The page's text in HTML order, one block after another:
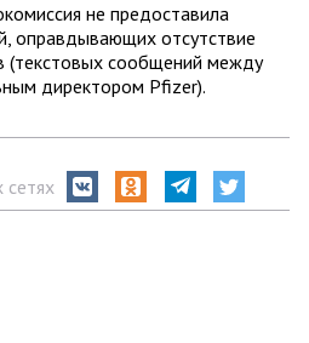
не предоставила
оправдывающих отсутствие
(текстовых сообщений между
директором Pfizer).
сетях